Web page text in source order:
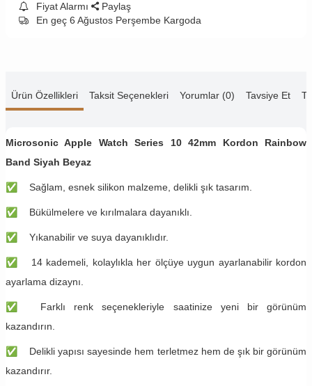
Fiyat Alarmı
Paylaş
En geç 6 Ağustos Perşembe Kargoda
Ürün Özellikleri Taksit Seçenekleri Yorumlar (0) Tavsiye Et
Microsonic Apple Watch Series 10 42mm Kordon Rainbow
Band Siyah Beyaz
✅ Sağlam, esnek silikon malzeme, delikli şık tasarım.
✅ Bükülmelere ve kırılmalara dayanıklı.
✅ Yıkanabilir ve suya dayanıklıdır.
✅ 14 kademeli, kolaylıkla her ölçüye uygun ayarlanabilir kordon
ayarlama dizaynı.
✅ Farklı renk seçenekleriyle saatinize yeni bir görünüm
kazandırın.
✅ Delikli yapısı sayesinde hem terletmez hem de şık bir görünüm
kazandırır.